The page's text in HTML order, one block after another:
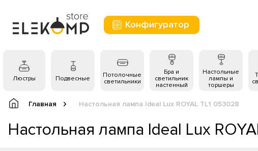
Конфигуратор
Люстры Подвесные
Потолочные
светильники
Бра и
светильник
настенный
Настольные
лампы и
торшеры
Главная Настольная лампа Ideal Lux ROYAL TL1 053028
Настольная лампа Ideal Lux